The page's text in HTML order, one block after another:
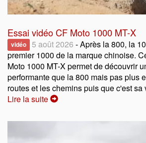
Essai vidéo CF Moto 1000 MT-X
vidéo 5 août 2026 - Après la 800, la
premier 1000 de la marque chinoise.
Moto 1000 MT-X permet de découvrir
performante que la 800 mais pas plus
routes et les chemins puis que c'est sa
Lire la suite